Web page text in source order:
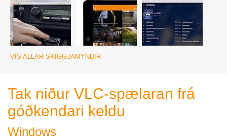
VÍS ALLAR SKÍGGJAMYNDIR
Tak niður VLC-spælaran frá
góðkendari keldu
Windows